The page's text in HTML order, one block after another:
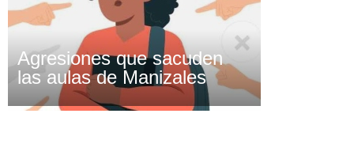
Agresiones que sacuden
las aulas de Manizales